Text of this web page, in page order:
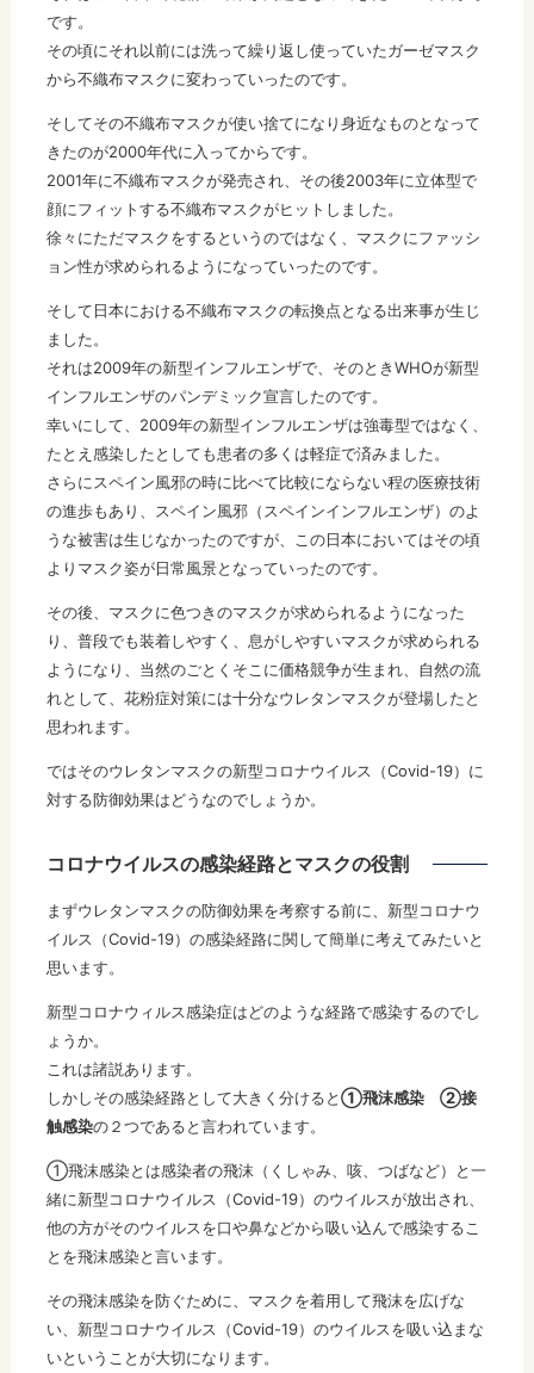
です。
その頃にそれ以前には洗って繰り返し使っていたガーゼマスク
から不織布マスクに変わっていったのです。
そしてその不織布マスクが使い捨てになり身近なものとなって
きたのが2000年代に入ってからです。
2001年に不織布マスクが発売され、その後2003年に立体型で
顔にフィットする不織布マスクがヒットしました。
徐々にただマスクをするというのではなく、マスクにファッシ
ョン性が求められるようになっていったのです。
そして日本における不織布マスクの転換点となる出来事が生じ
ました。
それは2009年の新型インフルエンザで、そのときWHOが新型
インフルエンザのパンデミック宣言したのです。
幸いにして、2009年の新型インフルエンザは強毒型ではなく、
たとえ感染したとしても患者の多くは軽症で済みました。
さらにスペイン風邪の時に比べて比較にならない程の医療技術
の進歩もあり、スペイン風邪（スペインインフルエンザ）のよ
うな被害は生じなかったのですが、この日本においてはその頃
よりマスク姿が日常風景となっていったのです。
その後、マスクに色つきのマスクが求められるようになった
り、普段でも装着しやすく、息がしやすいマスクが求められる
ようになり、当然のごとくそこに価格競争が生まれ、自然の流
れとして、花粉症対策には十分なウレタンマスクが登場したと
思われます。
ではそのウレタンマスクの新型コロナウイルス（Covid-19）に
対する防御効果はどうなのでしょうか。
コロナウイルスの感染経路とマスクの役割
まずウレタンマスクの防御効果を考察する前に、新型コロナウ
イルス（Covid-19）の感染経路に関して簡単に考えてみたいと
思います。
新型コロナウィルス感染症はどのような経路で感染するのでし
ょうか。
これは諸説あります。
しかしその感染経路として大きく分けると①飛沫感染 ②接
触感染の２つであると言われています。
①飛沫感染とは感染者の飛沫（くしゃみ、咳、つばなど）と一
緒に新型コロナウイルス（Covid-19）のウイルスが放出され、
他の方がそのウイルスを口や鼻などから吸い込んで感染するこ
とを飛沫感染と言います。
その飛沫感染を防ぐために、マスクを着用して飛沫を広げな
い、新型コロナウイルス（Covid-19）のウイルスを吸い込まな
いということが大切になります。